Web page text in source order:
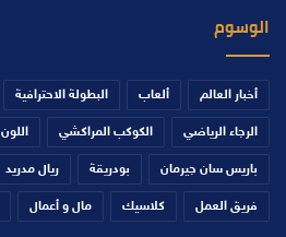
الوسوم
أخبار العالم ألعاب البطولة الاحترافية
الرجاء الرياضي الكوكب المراكشي اللون
باريس سان جيرمان بودريقة ريال مدريد
فريق العمل كلاسيك مال و أعمال